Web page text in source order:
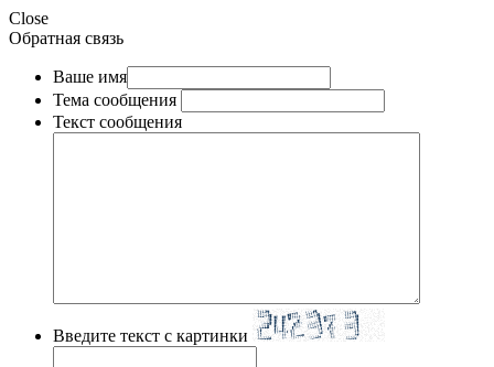
Close
Обратная связь
Ваше имя
Тема сообщения
Текст сообщения
Введите текст с картинки